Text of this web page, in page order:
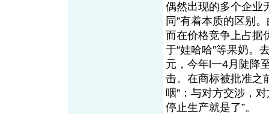
偶然出现的多个企业
同”有着本质的区别
而在价格竞争上占据
于“娃哈哈”等果奶。
元，今年l一4月陡降
击。在商标被批准之
咽”：与对方交涉，
停止生产就是了”。